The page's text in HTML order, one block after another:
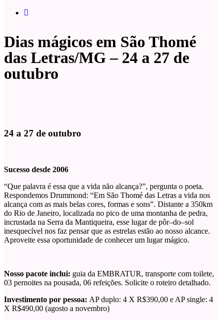
Dias mágicos em São Thomé
das Letras/MG – 24 a 27 de
outubro
24 a 27 de outubro
Sucesso desde 2006
“Que palavra é essa que a vida não alcança?”, pergunta o poeta.
Respondemos Drummond: “Em São Thomé das Letras a vida nos
alcança com as mais belas cores, formas e sons”. Distante a 350km
do Rio de Janeiro, localizada no pico de uma montanha de pedra,
incrustada na Serra da Mantiqueira, esse lugar de pôr–do–sol
inesquecível nos faz pensar que as estrelas estão ao nosso alcance.
Aproveite essa oportunidade de conhecer um lugar mágico.
Nosso pacote inclui: guia da EMBRATUR, transporte com toilete,
03 pernoites na pousada, 06 refeições. Solicite o roteiro detalhado.
Investimento por pessoa: AP duplo: 4 X R$390,00 e AP single: 4
X R$490,00 (agosto a novembro)